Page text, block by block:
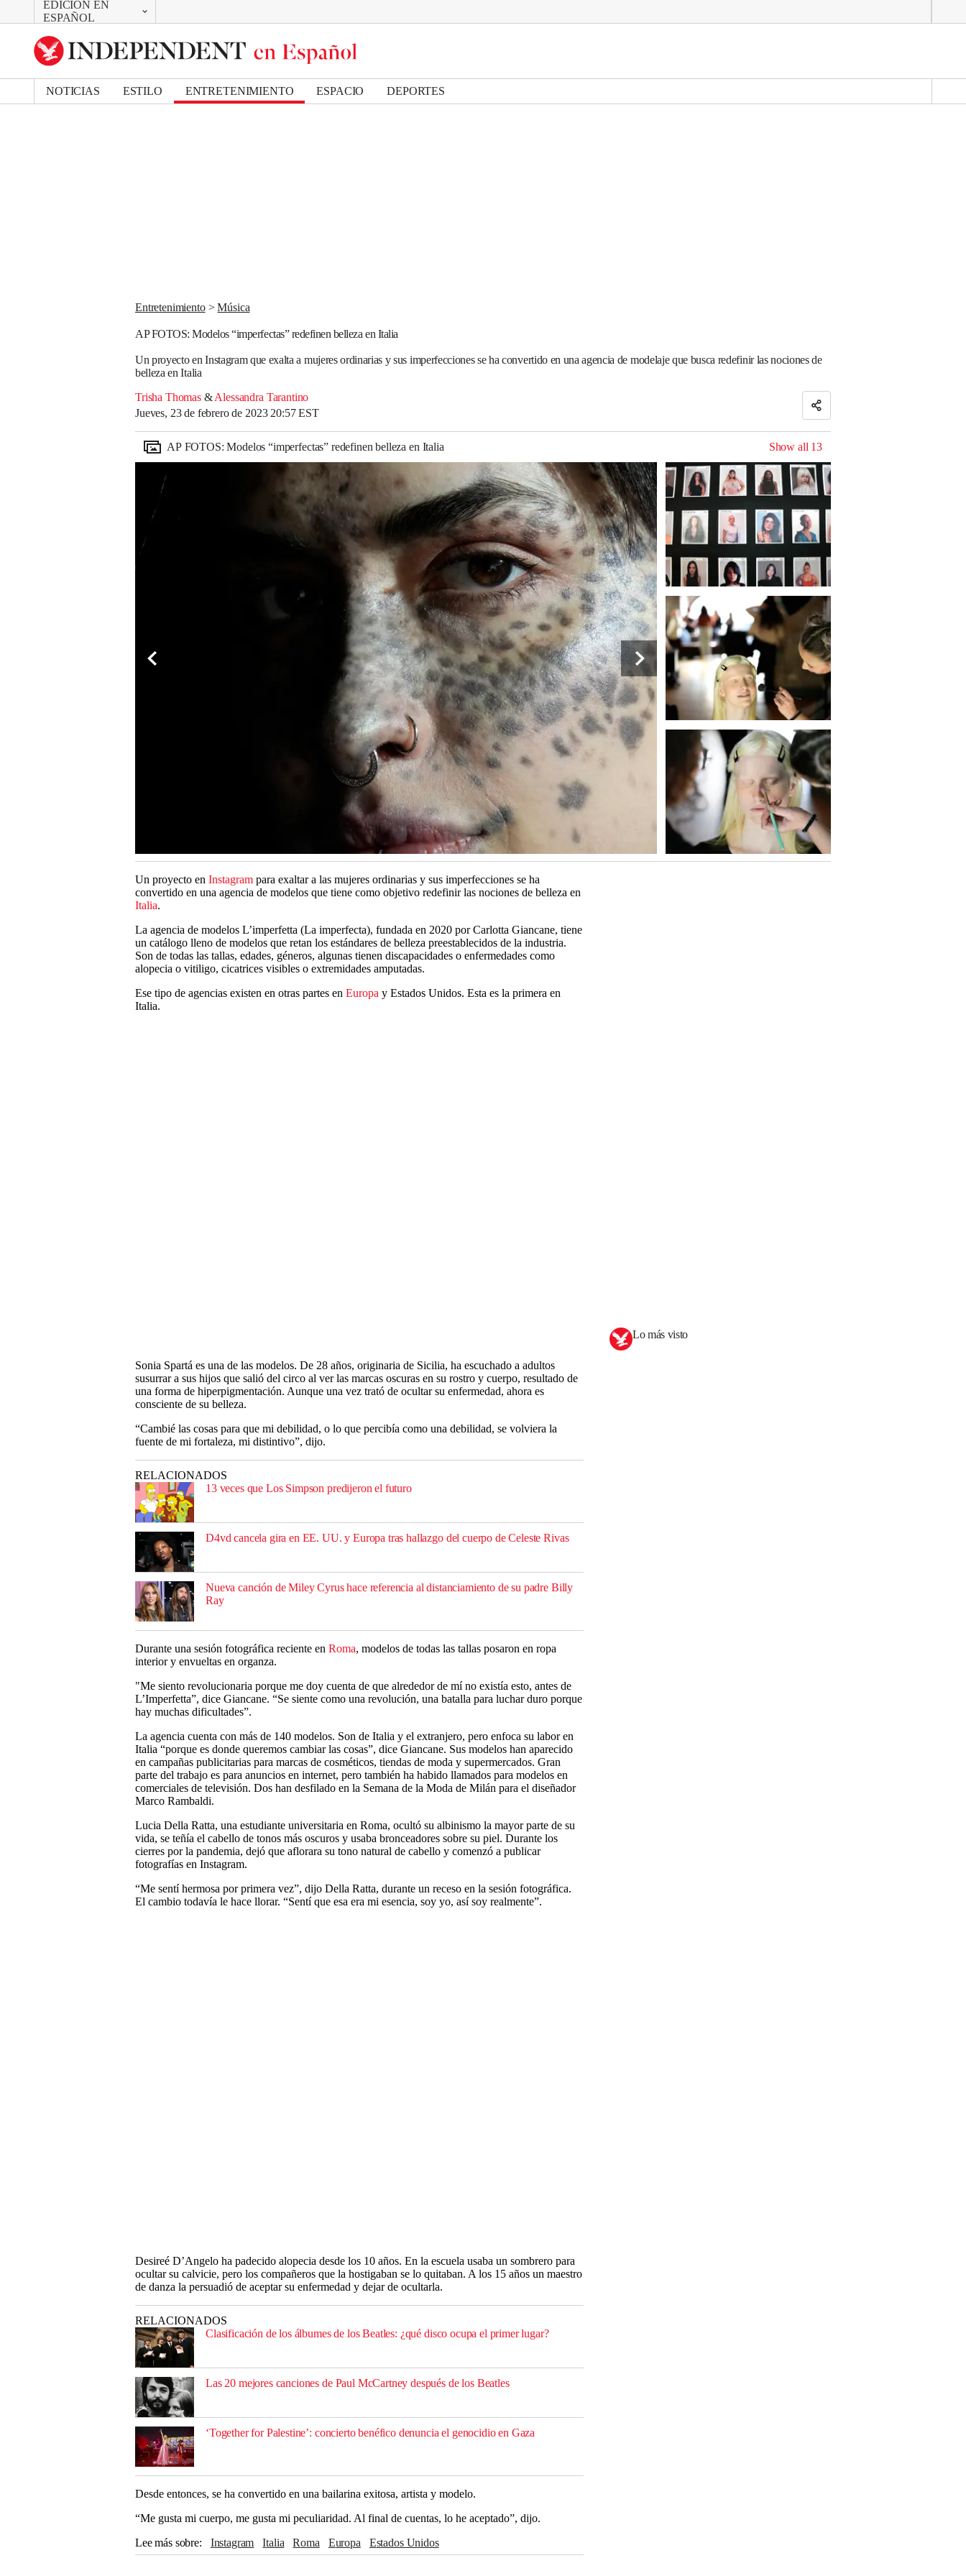
EDICIÓN EN
ESPAÑOL
CAMBIAR
UK Edition
US Edition
NOTICIAS ESTILO ENTRETENIMIENTO ESPACIO DEPORTES
Entretenimiento Música
AP FOTOS: Modelos “imperfectas” redefinen belleza en Italia
Un proyecto en Instagram que exalta a mujeres ordinarias y sus imperfecciones se ha convertido en una agencia de modelaje que busca redefinir las nociones de
belleza en Italia
Trisha Thomas &Alessandra Tarantino
Jueves, 23 de febrero de 2023 20:57 EST
Bookmark popover
Removed from bookmarks
Close popover
AP FOTOS: Modelos “imperfectas” redefinen belleza en Italia Show all 13
Un proyecto en Instagram para exaltar a las mujeres ordinarias y sus imperfecciones se ha
convertido en una agencia de modelos que tiene como objetivo redefinir las nociones de belleza en
Italia.
La agencia de modelos L’imperfetta (La imperfecta), fundada en 2020 por Carlotta Giancane, tiene
un catálogo lleno de modelos que retan los estándares de belleza preestablecidos de la industria.
Son de todas las tallas, edades, géneros, algunas tienen discapacidades o enfermedades como
alopecia o vitiligo, cicatrices visibles o extremidades amputadas.
Ese tipo de agencias existen en otras partes en Europa y Estados Unidos. Esta es la primera en
Italia.
Sonia Spartá es una de las modelos. De 28 años, originaria de Sicilia, ha escuchado a adultos
susurrar a sus hijos que salió del circo al ver las marcas oscuras en su rostro y cuerpo, resultado de
una forma de hiperpigmentación. Aunque una vez trató de ocultar su enfermedad, ahora es
consciente de su belleza.
“Cambié las cosas para que mi debilidad, o lo que percibía como una debilidad, se volviera la
fuente de mi fortaleza, mi distintivo”, dijo.
RELACIONADOS
13 veces que Los Simpson predijeron el futuro
D4vd cancela gira en EE. UU. y Europa tras hallazgo del cuerpo de Celeste Rivas
Nueva canción de Miley Cyrus hace referencia al distanciamiento de su padre Billy
Ray
Durante una sesión fotográfica reciente en Roma, modelos de todas las tallas posaron en ropa
interior y envueltas en organza.
"Me siento revolucionaria porque me doy cuenta de que alrededor de mí no existía esto, antes de
L’Imperfetta”, dice Giancane. “Se siente como una revolución, una batalla para luchar duro porque
hay muchas dificultades”.
La agencia cuenta con más de 140 modelos. Son de Italia y el extranjero, pero enfoca su labor en
Italia “porque es donde queremos cambiar las cosas”, dice Giancane. Sus modelos han aparecido
en campañas publicitarias para marcas de cosméticos, tiendas de moda y supermercados. Gran
parte del trabajo es para anuncios en internet, pero también ha habido llamados para modelos en
comerciales de televisión. Dos han desfilado en la Semana de la Moda de Milán para el diseñador
Marco Rambaldi.
Lucia Della Ratta, una estudiante universitaria en Roma, ocultó su albinismo la mayor parte de su
vida, se teñía el cabello de tonos más oscuros y usaba bronceadores sobre su piel. Durante los
cierres por la pandemia, dejó que aflorara su tono natural de cabello y comenzó a publicar
fotografías en Instagram.
“Me sentí hermosa por primera vez”, dijo Della Ratta, durante un receso en la sesión fotográfica.
El cambio todavía le hace llorar. “Sentí que esa era mi esencia, soy yo, así soy realmente”.
Desireé D’Angelo ha padecido alopecia desde los 10 años. En la escuela usaba un sombrero para
ocultar su calvicie, pero los compañeros que la hostigaban se lo quitaban. A los 15 años un maestro
de danza la persuadió de aceptar su enfermedad y dejar de ocultarla.
RELACIONADOS
Clasificación de los álbumes de los Beatles: ¿qué disco ocupa el primer lugar?
Las 20 mejores canciones de Paul McCartney después de los Beatles
‘Together for Palestine’: concierto benéfico denuncia el genocidio en Gaza
Desde entonces, se ha convertido en una bailarina exitosa, artista y modelo.
“Me gusta mi cuerpo, me gusta mi peculiaridad. Al final de cuentas, lo he aceptado”, dijo.
Lee más sobre
Instagram Italia Roma Europa Estados Unidos
Lo más visto